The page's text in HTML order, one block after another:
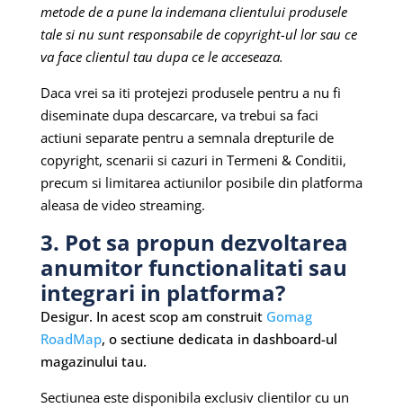
metode de a pune la indemana clientului produsele
tale si nu sunt responsabile de copyright-ul lor sau ce
va face clientul tau dupa ce le acceseaza.
Daca vrei sa iti protejezi produsele pentru a nu fi
diseminate dupa descarcare, va trebui sa faci
actiuni separate pentru a semnala drepturile de
copyright, scenarii si cazuri in Termeni & Conditii,
precum si limitarea actiunilor posibile din platforma
aleasa de video streaming.
3. Pot sa propun dezvoltarea
anumitor functionalitati sau
integrari in platforma?
Desigur. In acest scop am construit Gomag
RoadMap, o sectiune dedicata in dashboard-ul
magazinului tau.
Sectiunea este disponibila exclusiv clientilor cu un